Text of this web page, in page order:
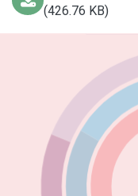
(426.76 KB)